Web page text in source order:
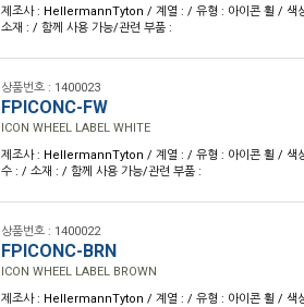
제조사 : HellermannTyton / 계열 : / 유형 : 아이콘 휠 / 색
소재 : / 함께 사용 가능/관련 부품 :
상품번호 : 1400023
FPICONC-FW
ICON WHEEL LABEL WHITE
제조사 : HellermannTyton / 계열 : / 유형 : 아이콘 휠 / 색
수 : / 소재 : / 함께 사용 가능/관련 부품 :
상품번호 : 1400022
FPICONC-BRN
ICON WHEEL LABEL BROWN
제조사 : HellermannTyton / 계열 : / 유형 : 아이콘 휠 / 색